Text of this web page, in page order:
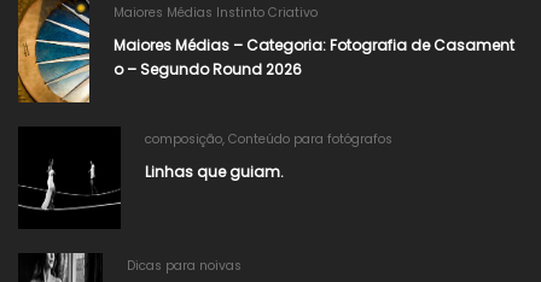
Maiores Médias Instinto Criativo
Maiores Médias – Categoria: Fotografia de Casament
o – Segundo Round 2026​
composição, Conteúdo para fotógrafos
Linhas que guiam.
Dicas para noivas